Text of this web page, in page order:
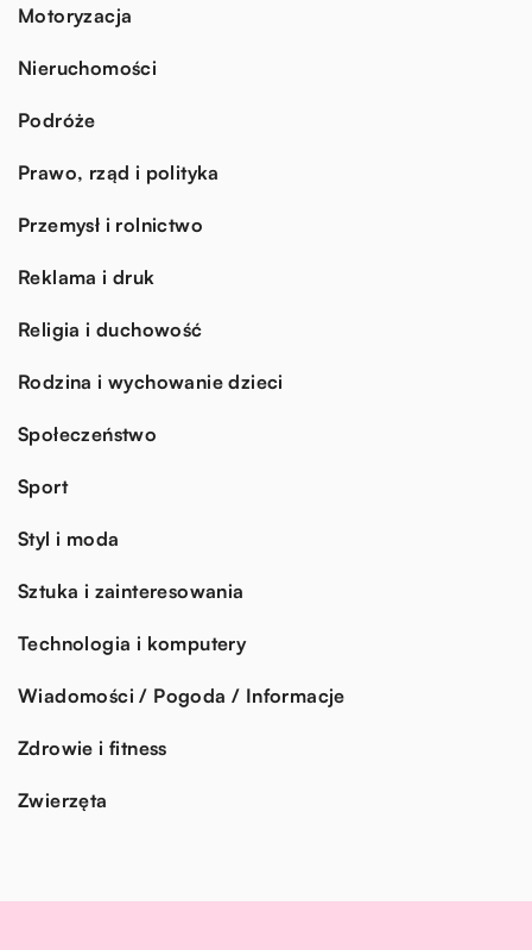
Motoryzacja
Nieruchomości
Podróże
Prawo, rząd i polityka
Przemysł i rolnictwo
Reklama i druk
Religia i duchowość
Rodzina i wychowanie dzieci
Społeczeństwo
Sport
Styl i moda
Sztuka i zainteresowania
Technologia i komputery
Wiadomości / Pogoda / Informacje
Zdrowie i fitness
Zwierzęta